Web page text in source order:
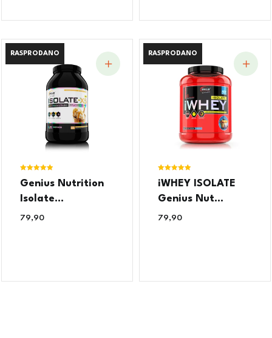
RASPRODANO
RASPRODANO
5.00
Genius Nutrition
Isolate...
79,90
RASPRODANO
RASPRODANO
5.00
iWHEY ISOLATE
Genius Nut...
79,90